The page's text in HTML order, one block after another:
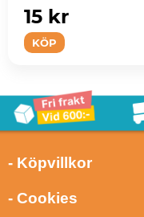
KÖP
15 kr
- Köpvillkor
- Cookies